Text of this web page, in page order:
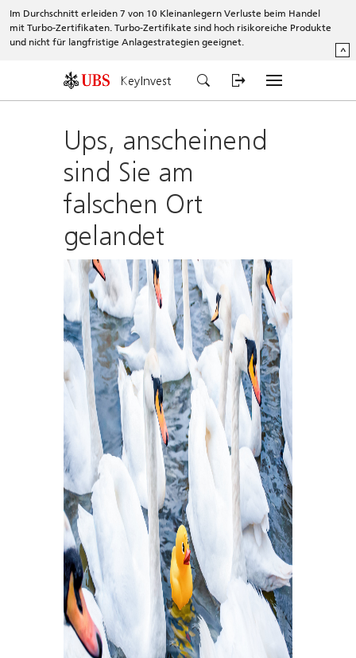
Im Durchschnitt erleiden 7 von 10 Kleinanlegern Verluste beim Handel
mit Turbo-Zertifikaten. Turbo-Zertifikate sind hoch risikoreiche Produkte
und nicht für langfristige Anlagestrategien geeignet.
^
KeyInvest
Ups, anscheinend
sind Sie am
falschen Ort
gelandet